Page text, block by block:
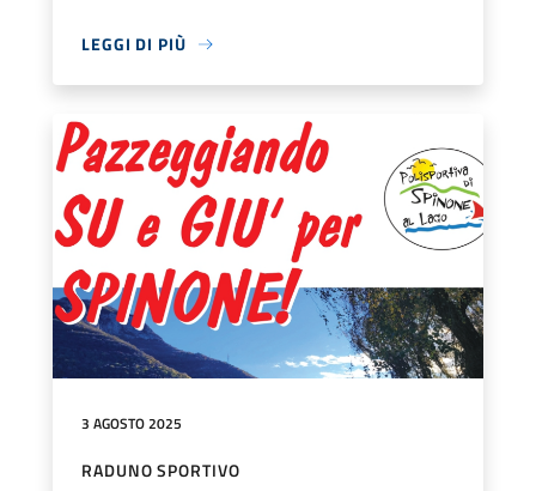
LEGGI DI PIÙ
3 AGOSTO 2025
RADUNO SPORTIVO